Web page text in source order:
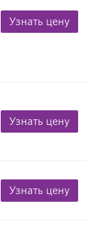
Узнать цену
Узнать цену
Узнать цену